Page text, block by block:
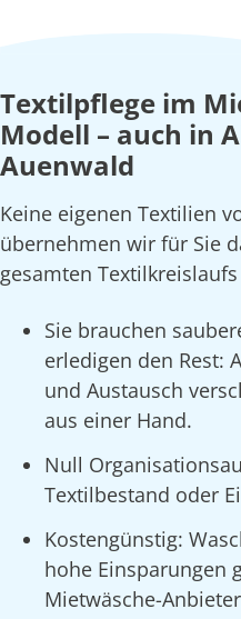
Textilpflege im
Modell – auch in
Auenwald
Keine eigenen Textilien
übernehmen wir für Sie
gesamten
Sie brauchen
erledigen den Rest:
und Austausch
aus einer Hand.
Null
Textilbestand oder
Kostengünstig:
hohe Einsparungen
Mietwäsche-